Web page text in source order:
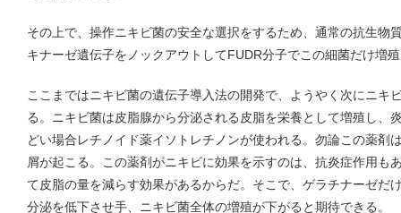
その上で、操作ニキビ菌の安全な選択をするため、通常の抗生物
キナーゼ遺伝子をノックアウトしてFUDR分子でこの細菌だけ増
ここまではニキビ菌の遺伝子導入法の開発で、ようやく次にニキ
る。ニキビ菌は皮脂腺から分泌される皮脂を栄養として増殖し、
どい場合レチノイド薬イソトレチノンが使われる。勿論この薬剤
屑が起こる。この薬剤がニキビに効果を示すのは、抗炎症作用も
て皮脂の量を減らす効果があるからだ。そこで、ゲラチナーゼだ
分泌を低下させ手、ニキビ菌全体の増殖が下がると期待できる。